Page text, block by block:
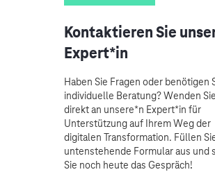
Kontaktieren Sie
Expert*in
Haben Sie Fragen oder benötigen
individuelle Beratung? Wenden
direkt an unsere*n Expert*in für
Unterstützung auf Ihrem Weg der
digitalen Transformation. Füllen
untenstehende Formular aus und
Sie noch heute das Gespräch!